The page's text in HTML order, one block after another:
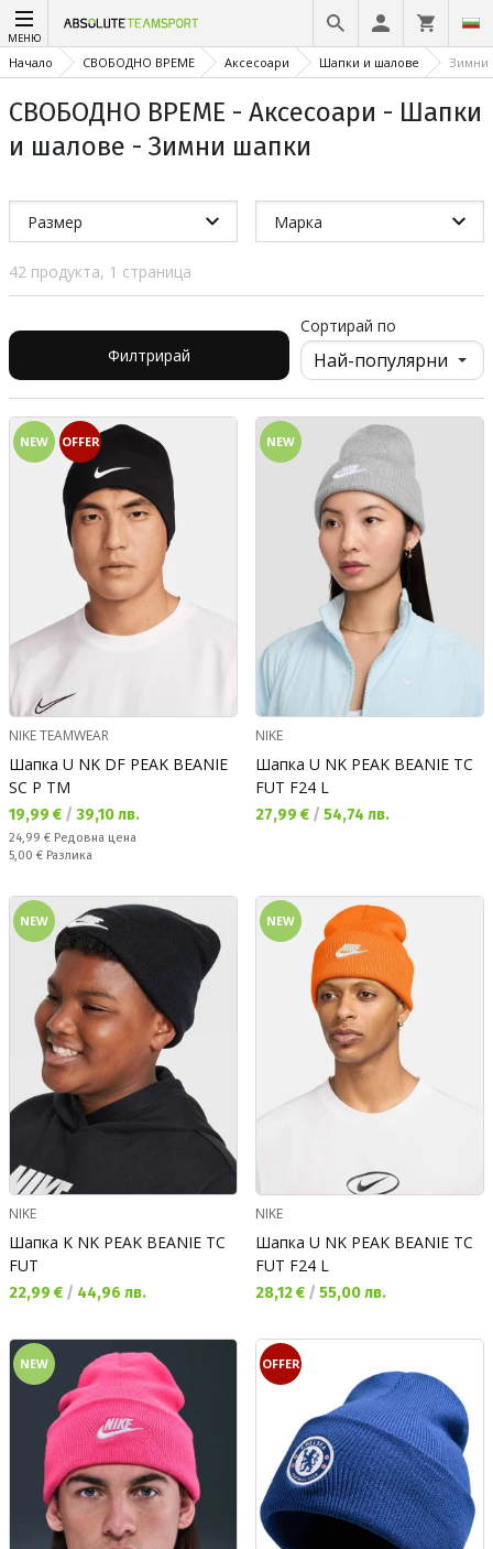
МЕНЮ
Начало СВОБОДНО ВРЕМЕ Аксесоари Шапки и шалове Зимни
СВОБОДНО ВРЕМЕ - Аксесоари - Шапки
и шалове - Зимни шапки
Размер Марка
42 продукта, 1 страница
Филтрирай
Сортирай по
NEW OFFER
NIKE TEAMWEAR
Шапка U NK DF PEAK BEANIE
SC P TM
Текуща цена:
19,99 € / 39,10 лв.
Редовна цена:
24,99 € Редовна цена
Спестявате:
5,00 € Разлика
NEW
NIKE
Шапка U NK PEAK BEANIE TC
FUT F24 L
Текуща цена:
27,99 € / 54,74 лв.
NEW
NIKE
Шапка K NK PEAK BEANIE TC
FUT
Текуща цена:
22,99 € / 44,96 лв.
NEW
NIKE
Шапка U NK PEAK BEANIE TC
FUT F24 L
Текуща цена:
28,12 € / 55,00 лв.
NEW OFFER